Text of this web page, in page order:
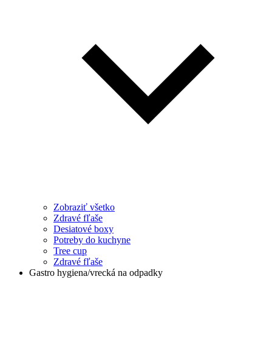
Zobraziť všetko
Zdravé fľaše
Desiatové boxy
Potreby do kuchyne
Tree cup
Zdravé fľaše
Gastro hygiena/vrecká na odpadky